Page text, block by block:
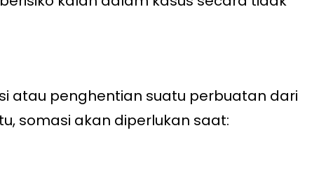
atau penghentian suatu perbuatan dari
somasi akan diperlukan saat: